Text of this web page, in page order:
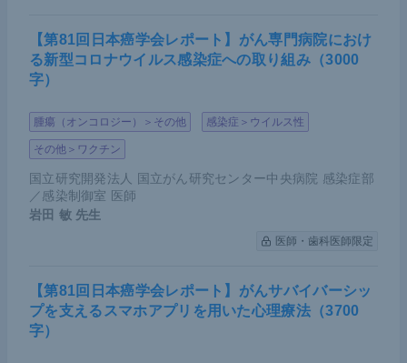
【第81回日本癌学会レポート】がん専門病院におけ
る新型コロナウイルス感染症への取り組み（3000
字）
腫瘍（オンコロジー）＞その他 感染症＞ウイルス性
その他＞ワクチン
国立研究開発法人 国立がん研究センター中央病院 感染症部
／感染制御室 医師
岩田 敏 先生
医師・歯科医師限定
【第81回日本癌学会レポート】がんサバイバーシッ
プを支えるスマホアプリを用いた心理療法（3700
字）